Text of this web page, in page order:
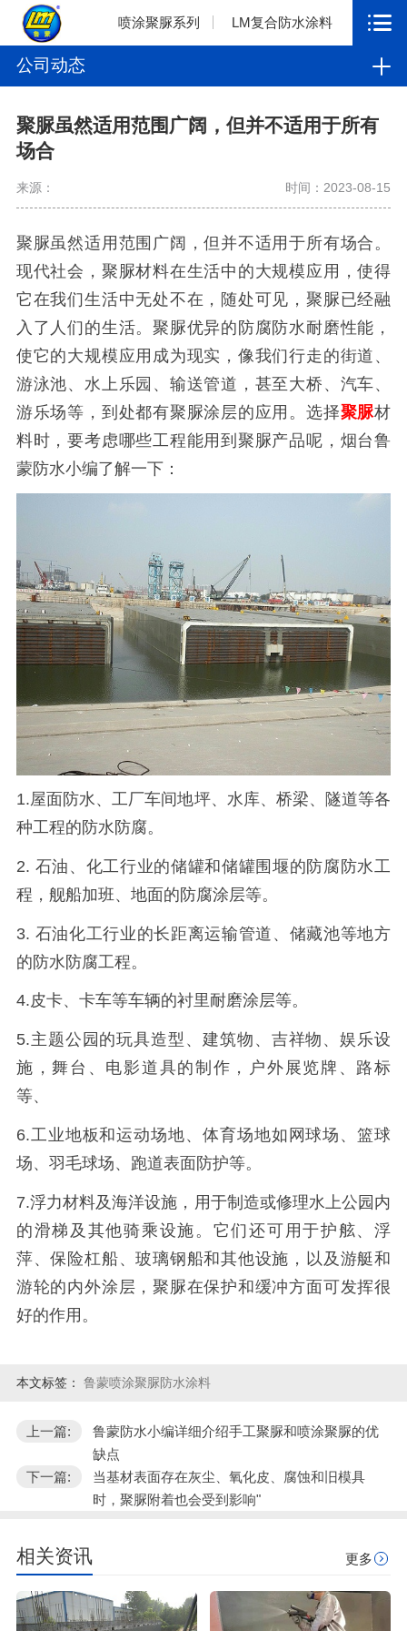
喷涂聚脲系列 LM复合防水涂料
公司动态
聚脲虽然适用范围广阔，但并不适用于所有
场合
来源： 时间：2023-08-15
聚脲虽然适用范围广阔，但并不适用于所有场合。
现代社会，聚脲材料在生活中的大规模应用，使得
它在我们生活中无处不在，随处可见，聚脲已经融
入了人们的生活。聚脲优异的防腐防水耐磨性能，
使它的大规模应用成为现实，像我们行走的街道、
游泳池、水上乐园、输送管道，甚至大桥、汽车、
游乐场等，到处都有聚脲涂层的应用。选择聚脲材
料时，要考虑哪些工程能用到聚脲产品呢，烟台鲁
蒙防水小编了解一下：
1.屋面防水、工厂车间地坪、水库、桥梁、隧道等各
种工程的防水防腐。
2. 石油、化工行业的储罐和储罐围堰的防腐防水工
程，舰船加班、地面的防腐涂层等。
3. 石油化工行业的长距离运输管道、储藏池等地方
的防水防腐工程。
4.皮卡、卡车等车辆的衬里耐磨涂层等。
5.主题公园的玩具造型、建筑物、吉祥物、娱乐设
施，舞台、电影道具的制作，户外展览牌、路标
等、
6.工业地板和运动场地、体育场地如网球场、篮球
场、羽毛球场、跑道表面防护等。
7.浮力材料及海洋设施，用于制造或修理水上公园内
的滑梯及其他骑乘设施。它们还可用于护舷、浮
萍、保险杠船、玻璃钢船和其他设施，以及游艇和
游轮的内外涂层，聚脲在保护和缓冲方面可发挥很
好的作用。
本文标签： 鲁蒙喷涂聚脲防水涂料
上一篇:
鲁蒙防水小编详细介绍手工聚脲和喷涂聚脲的优
缺点
下一篇:
当基材表面存在灰尘、氧化皮、腐蚀和旧模具
时，聚脲附着也会受到影响"
相关资讯 更多